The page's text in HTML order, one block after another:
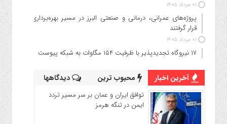
۰۱ مرداد ۱۴۰۵
پروژه‌های عمرانی، درمانی و صنعتی البرز در مسیر بهره‌برداری
قرار گرفتند
۰۱ مرداد ۱۴۰۵
۱۷ نیروگاه تجدیدپذیر با ظرفیت ۱۵۴ مگاوات به شبکه پیوست
آخرین اخبار محبوب ترین دیدگاهها
توافق ایران و عمان بر سر مسیر تردد
ایمن در تنگه هرمز